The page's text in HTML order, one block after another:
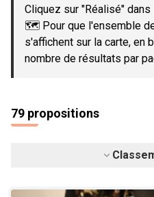
Cliquez sur "Réalisé"
🗺️ Pour que l'ensemble
s'affichent sur la carte, en
nombre de résultats par
79 propositions